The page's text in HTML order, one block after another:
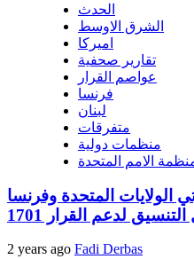
الحدث
الشرق الاوسط
اميركا
تقارير صحفية
عواصم القرار
فرنسا
لبنان
متفرقات
منظمات دولية
الامم المتحدة
المتحدة وفرنسا
لدعم القرار 1701
2 years ago Fadi Derbas